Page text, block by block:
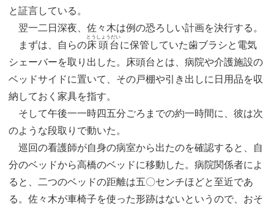
と証言している。
翌一二日深夜、佐々木は例の恐ろしい計画を決行する。
まずは、自らの床頭台
とうしょうだい
に保管していた歯ブラシと電気
シェーバーを取り出した。床頭台とは、病院や介護施設の
ベッドサイドに置いて、その戸棚や引き出しに日用品を収
納しておく家具を指す。
そして午後一一時四五分ごろまでの約一時間に、彼は次
のような段取りで動いた。
巡回の看護師が自身の病室から出たのを確認すると、自
分のベッドから高橋のベッドに移動した。病院関係者によ
ると、二つのベッドの距離は五〇センチほどと至近であ
る。佐々木が車椅子を使った形跡はないというので、おそ